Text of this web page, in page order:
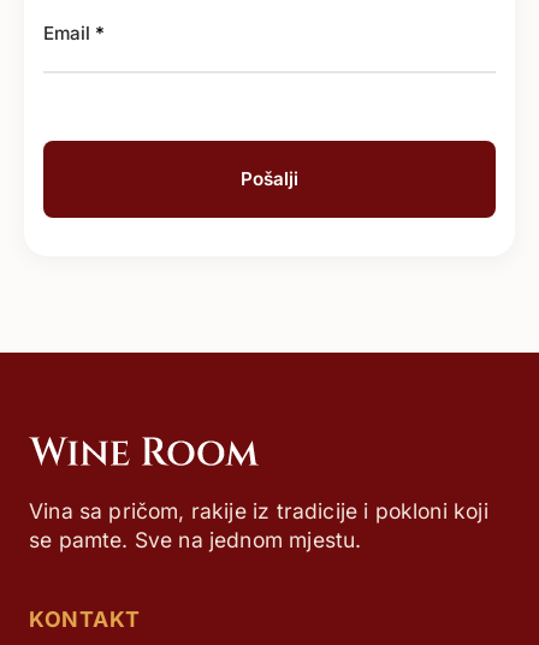
Email *
Vina sa pričom, rakije iz tradicije i pokloni koji
se pamte. Sve na jednom mjestu.
KONTAKT